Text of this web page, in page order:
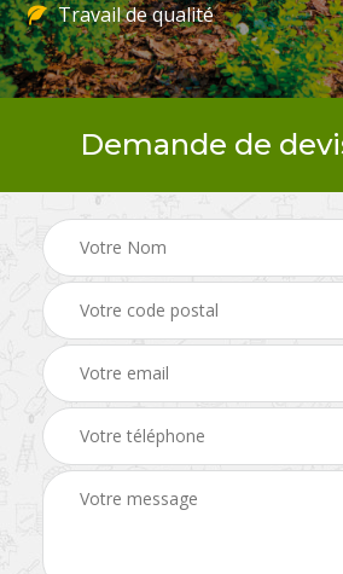
Travail de qualité
Demande de